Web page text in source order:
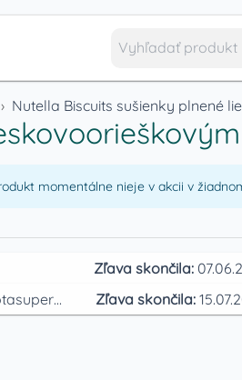
› Nutella Biscuits sušienky plnené
momentálne nieje v akcii v
Zľava skončila:
Jednotasupermarket
Zľava skončila: